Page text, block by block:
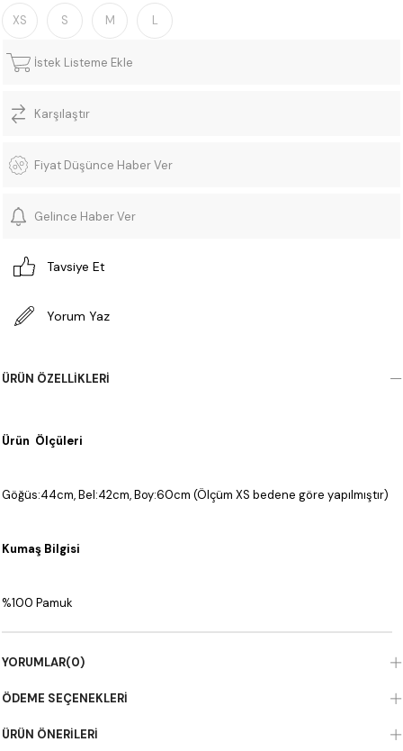
XS S M L
İstek Listeme Ekle
Karşılaştır
Fiyat Düşünce Haber Ver
Gelince Haber Ver
Tavsiye Et
Yorum Yaz
ÜRÜN ÖZELLIKLERI
Ürün Ölçüleri
Göğüs:44cm, Bel:42cm, Boy:60cm (Ölçüm XS bedene göre yapılmıştır)
Kumaş Bilgisi
%100 Pamuk
YORUMLAR(0)
ÖDEME SEÇENEKLERI
ÜRÜN ÖNERILERI